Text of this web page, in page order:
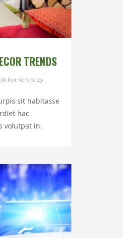
TRENDS
komentarzy
sit habitasse
hac
volutpat in.